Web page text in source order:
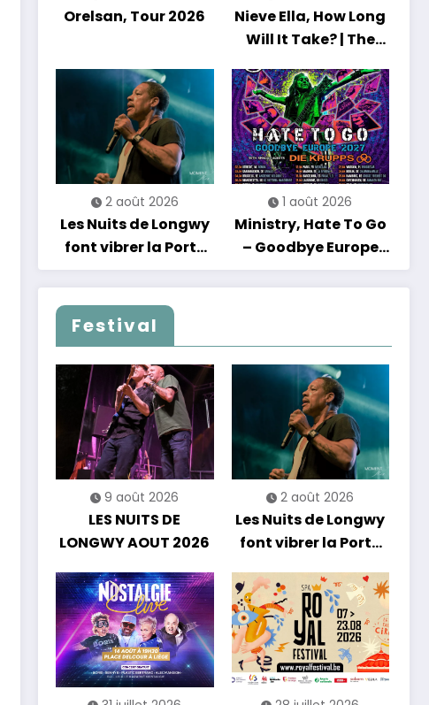
Orelsan, Tour 2026
Nieve Ella, How Long
Will It Take? | The
2 août 2026
Les Nuits de Longwy
font vibrer la Porte
de France avec une
soirée entre
découvertes et
1 août 2026
Ministry, Hate To Go
– Goodbye Europe
2027
Festival
9 août 2026
LES NUITS DE
LONGWY AOUT 2026
2 août 2026
Les Nuits de Longwy
font vibrer la Porte
soirée entre
découvertes et
énergie reggae